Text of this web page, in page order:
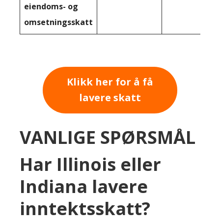
eiendoms- og
omsetningsskatt
Klikk her for å få
lavere skatt
VANLIGE SPØRSMÅL
Har Illinois eller
Indiana lavere
inntektsskatt?